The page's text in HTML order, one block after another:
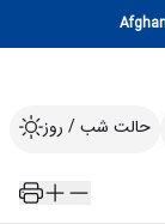
حالت شب / روز